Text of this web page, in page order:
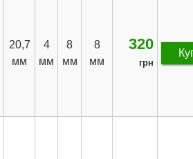
20,7
мм
4
мм
8
мм
8
мм
320
грн